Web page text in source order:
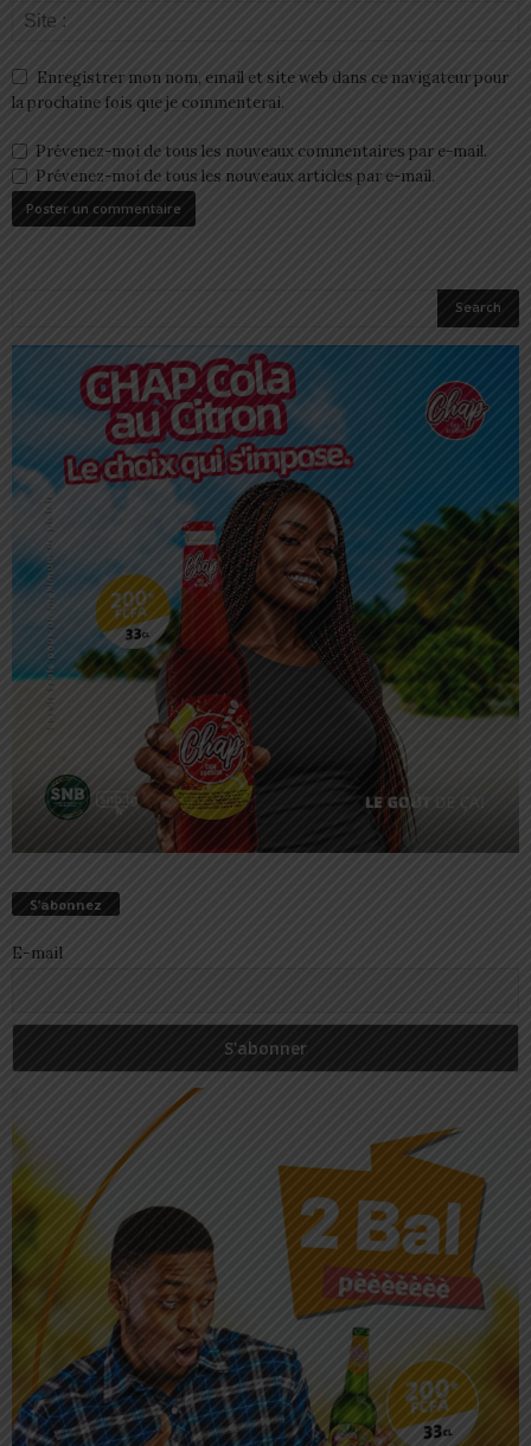
Enregistrer mon nom, email et site web dans ce navigateur pour
la prochaine fois que je commenterai.
Prévenez-moi de tous les nouveaux commentaires par e-mail.
Prévenez-moi de tous les nouveaux articles par e-mail.
S’abonnez
E-mail